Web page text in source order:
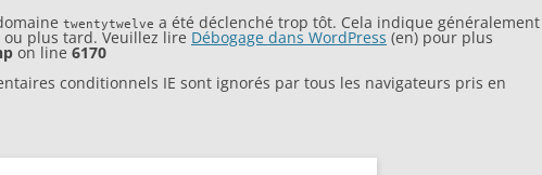
twentytwelve a été déclenché trop tôt. Cela indique généralement
ou plus tard. Veuillez lire Débogage dans WordPress (en) pour plus
on line 6170
conditionnels IE sont ignorés par tous les navigateurs pris en